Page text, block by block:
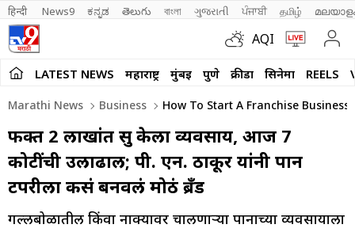
हिन्दी News9 ಕನ್ನಡ తెలుగు বাংলা ગુજરાતી ਪੰਜਾਬੀ தமிழ்
AQI
LATEST NEWS महाराष्ट्र मुंबई पुणे क्रीडा सिनेमा REELS
Marathi News Business How To Start A Franchise
फक्त 2 लाखांत सुरू केला व्यवसाय, आज 7
कोटींची उलाढाल; पी. एन. ठाकूर यांनी पान
टपरीला कसं बनवलं मोठं ब्रँड
गल्लीबोळातील किंवा नाक्यावर चालणाऱ्या पानाच्या व्यवसायाला